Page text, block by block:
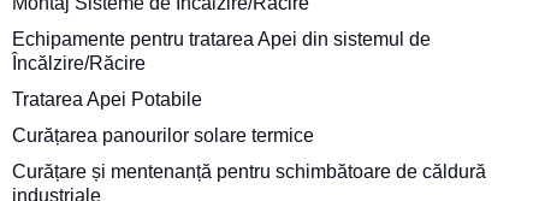
Echipamente pentru tratarea Apei din sistemul de
Încălzire/Răcire
Tratarea Apei Potabile
Curățarea panourilor solare termice
Curățare și mentenanță pentru schimbătoare de căldură
industriale